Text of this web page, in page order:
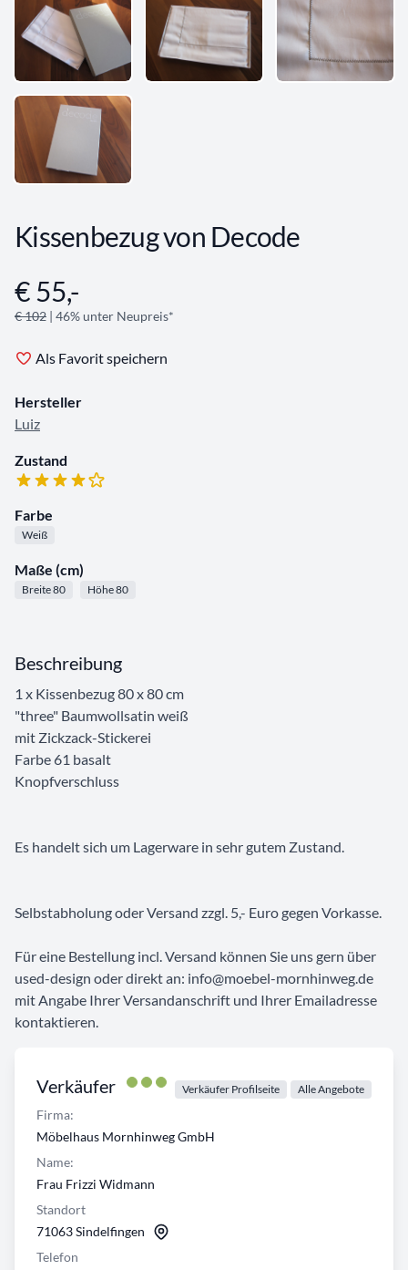
Kissenbezug von Decode
Angebotsinformationen
€ 55,-
€ 102 | 46% unter Neupreis*
Als Favorit speichern
Hersteller
Luiz
Zustand
Farbe
Weiß
Maße (cm)
Breite 80 Höhe 80
Verkäufer Verkäufer Profilseite Alle Angebote
Firma:
Möbelhaus Mornhinweg GmbH
Name:
Frau Frizzi Widmann
Standort
71063 Sindelfingen
Telefon
Beschreibung
1 x Kissenbezug 80 x 80 cm
"three" Baumwollsatin weiß
mit Zickzack-Stickerei
Farbe 61 basalt
Knopfverschluss
Es handelt sich um Lagerware in sehr gutem Zustand.
Selbstabholung oder Versand zzgl. 5,- Euro gegen Vorkasse.
Für eine Bestellung incl. Versand können Sie uns gern über
used-design oder direkt an: info@moebel-mornhinweg.de
mit Angabe Ihrer Versandanschrift und Ihrer Emailadresse
kontaktieren.